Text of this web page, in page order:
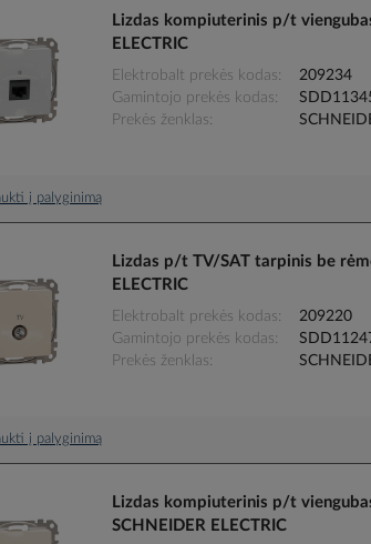
Lizdas kompiuterinis p/t
ELECTRIC
Elektrobalt prekės kodas
209234
Gamintojo prekės kodas
Prekės ženklas
į palyginimą
Lizdas p/t TV/SAT tarpinis be
ELECTRIC
Elektrobalt prekės kodas
209220
Gamintojo prekės kodas
Prekės ženklas
į palyginimą
Lizdas kompiuterinis p/t
SCHNEIDER ELECTRIC